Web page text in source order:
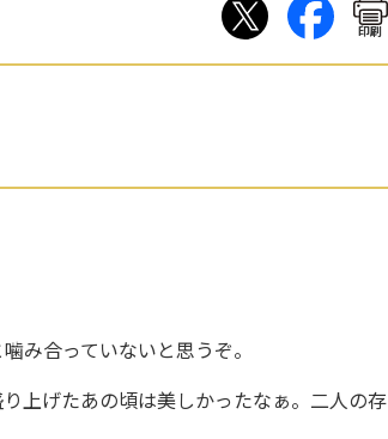
印刷
み合っていないと思うぞ。
上げたあの頃は美しかったなぁ。二人の存